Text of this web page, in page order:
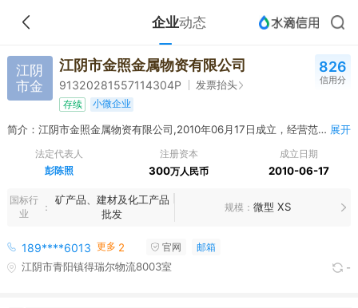
企业动态
江阴
市金
江阴市金照金属物资有限公司
91320281557114304P 发票抬头
存续 小微企业
826
信用分
简介：江阴市金照金属物资有限公司,2010年06月17日成立，经营范围包括金属材料、建材的销售。（依法须经批准的项目，经相关部门批准后方可开展经营活动） 展开
法定代表人
彭陈照
注册资本
300万人民币
成立日期
2010-06-17
国标行
业
矿产品、建材及化工产品
批发
规模 微型 XS
189****6013 更多 2 官网 邮箱
江阴市青阳镇得瑞尔物流8003室 -